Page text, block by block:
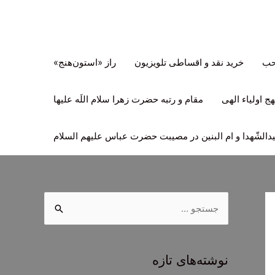
خرید نقد و اقساطی تلویزیون راز «استون‌هنج»
اولیاء الهی مقام و رتبه حضرت زهرا سلام اللَه علیها
و ام البنین در مصیبت حضرت عباس علیهم السلام
جنوشته‌های تازه